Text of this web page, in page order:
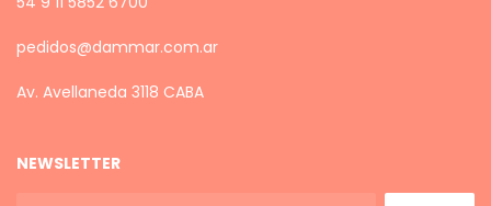
pedidos@dammar.com.ar
Av. Avellaneda 3118 CABA
NEWSLETTER